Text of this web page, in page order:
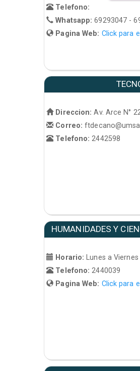
Telefono:
Whatsapp:69293047 -
Pagina Web: Click para
Direccion: Av. Arce N°
Correo:
Telefono:2442598
HUMANIDADES Y
Horario:
Lunes a
Telefono: 2440039
Pagina Web: Click para